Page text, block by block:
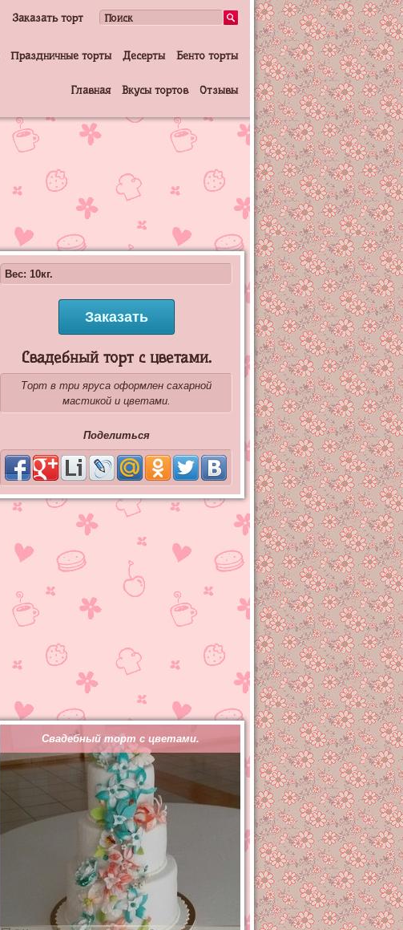
Заказать торт
Праздничные торты Десерты Бенто торты
Главная Вкусы тортов Отзывы
Вес: 10кг.
Заказать
Свадебный торт с цветами.
Торт в три яруса оформлен сахарной
мастикой и цветами.
Поделиться
Свадебный торт с цветами.